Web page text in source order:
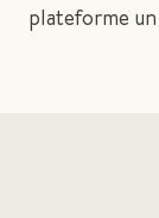
plateforme